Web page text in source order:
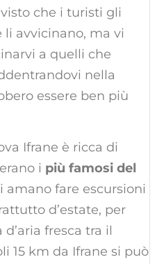
che i turisti gli
avvicinano, ma vi
a quelli che
nella
essere ben più
Ifrane è ricca di
i più famosi del
amano fare escursioni
d’estate, per
fresca tra il
15 km da Ifrane si può